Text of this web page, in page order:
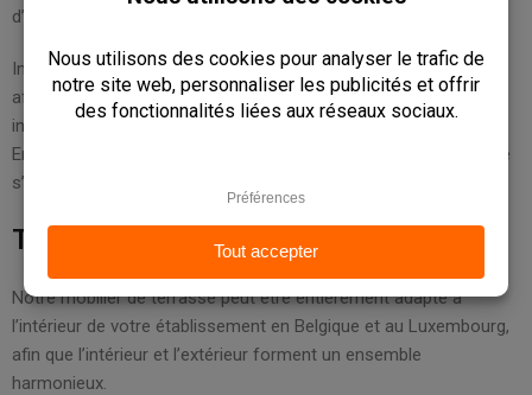
d’affaires.
Intermob garantit des matériaux durables et une finition solide,
afin que votre mobilier de terrasse résiste à une utilisation
intensive en Belgique et au Luxembourg.
En même temps, nous veillons à ce que design et fonctionnalité
s’harmonisent parfaitement.
Terrasse pour horeca
Notre mobilier de terrasse peut être entièrement adapté à
l’intérieur de votre établissement en Belgique et au Luxembourg,
afin que l’intérieur et l’extérieur forment un ensemble
harmonieux.